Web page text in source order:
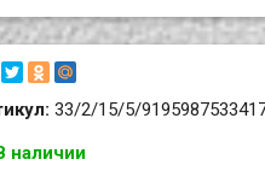
33/2/15/5/
наличии